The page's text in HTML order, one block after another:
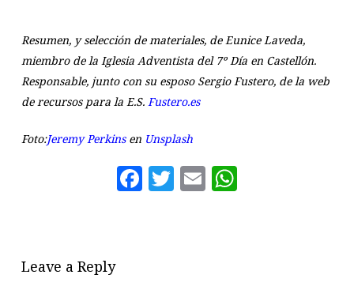
Resumen, y selección de materiales, de Eunice Laveda,
miembro de la Iglesia Adventista del 7º Día en Castellón.
Responsable, junto con su esposo Sergio Fustero, de la web
de recursos para la E.S. Fustero.es
Foto:Jeremy Perkinsen Unsplash
Facebook
Twitter
Email
Leave a Reply